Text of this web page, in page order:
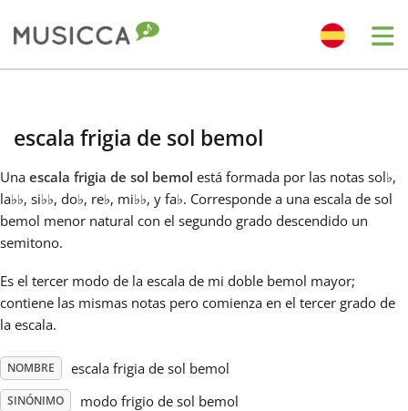
Български
Dansk
escala frigia de sol bemol
Una escala frigia de sol bemol está formada por las notas sol♭,
la♭♭, si♭♭, do♭, re♭, mi♭♭, y fa♭. Corresponde a una escala de sol
bemol menor natural con el segundo grado descendido un
semitono.
Es el tercer modo de la escala de mi doble bemol mayor;
contiene las mismas notas pero comienza en el tercer grado de
la escala.
NOMBRE escala frigia de sol bemol
SINÓNIMO modo frigio de sol bemol